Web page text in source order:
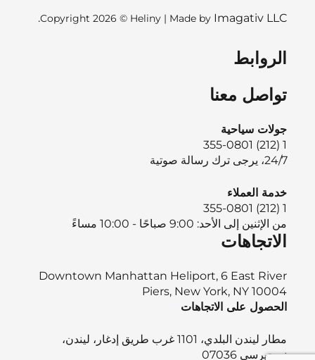
Copyright 2026 © Heliny | Made by Imagativ LLC.
الروابط
تواصل معنا
جولات سياحية
1 (212) 355-0801
24/7، يرجى ترك رسالة صوتية
خدمة العملاء
1 (212) 355-0801
من الإثنين إلى الأحد: 9:00 صباحًا - 10:00 مساءً
الاتجاهات
Downtown Manhattan Heliport, 6 East River
Piers, New York, NY 10004
الحصول على الاتجاهات
مطار ليندن البلدي، 1101 غرب طريق إدغار، ليندن،
نيوجيرسي 07036